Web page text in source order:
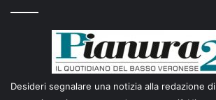
Desideri segnalare una notizia alla redazione di